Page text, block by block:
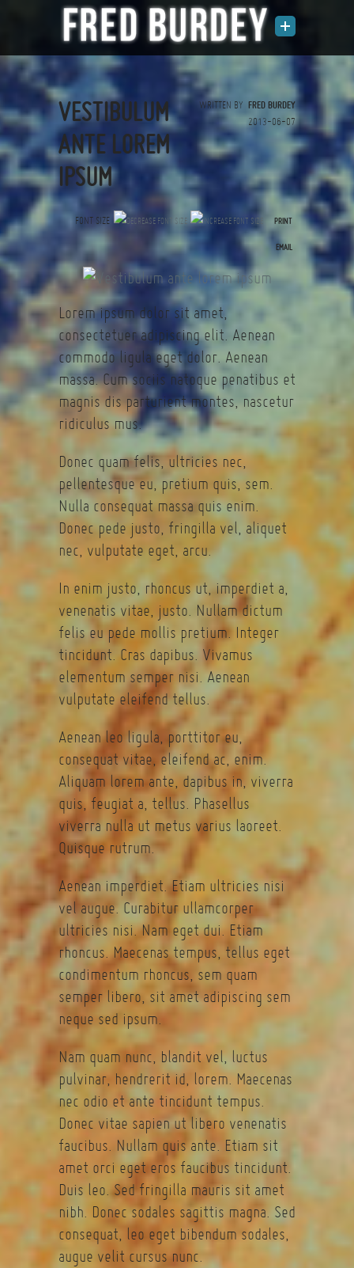
WRITTEN BY FRED BURDEY
2013-06-07
VESTIBULUM
ANTE LOREM
IPSUM
FONT SIZE PRINT
EMAIL
(0 votes)
Lorem ipsum dolor sit amet,
consectetuer adipiscing elit. Aenean
commodo ligula eget dolor. Aenean
massa. Cum sociis natoque penatibus et
magnis dis parturient montes, nascetur
ridiculus mus.
Donec quam felis, ultricies nec,
pellentesque eu, pretium quis, sem.
Nulla consequat massa quis enim.
Donec pede justo, fringilla vel, aliquet
nec, vulputate eget, arcu.
In enim justo, rhoncus ut, imperdiet a,
venenatis vitae, justo. Nullam dictum
felis eu pede mollis pretium. Integer
tincidunt. Cras dapibus. Vivamus
elementum semper nisi. Aenean
vulputate eleifend tellus.
Aenean leo ligula, porttitor eu,
consequat vitae, eleifend ac, enim.
Aliquam lorem ante, dapibus in, viverra
quis, feugiat a, tellus. Phasellus
viverra nulla ut metus varius laoreet.
Quisque rutrum.
Aenean imperdiet. Etiam ultricies nisi
vel augue. Curabitur ullamcorper
ultricies nisi. Nam eget dui. Etiam
rhoncus. Maecenas tempus, tellus eget
condimentum rhoncus, sem quam
semper libero, sit amet adipiscing sem
neque sed ipsum.
Nam quam nunc, blandit vel, luctus
pulvinar, hendrerit id, lorem. Maecenas
nec odio et ante tincidunt tempus.
Donec vitae sapien ut libero venenatis
faucibus. Nullam quis ante. Etiam sit
amet orci eget eros faucibus tincidunt.
Duis leo. Sed fringilla mauris sit amet
nibh. Donec sodales sagittis magna. Sed
consequat, leo eget bibendum sodales,
augue velit cursus nunc.